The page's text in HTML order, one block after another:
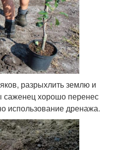
разрыхлить землю и
саженец хорошо перенес
использование дренажа.